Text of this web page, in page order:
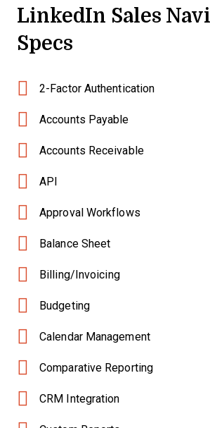
LinkedIn Sales
Specs
2-Factor Authentication
Accounts Payable
Accounts Receivable
API
Approval Workflows
Balance Sheet
Billing/Invoicing
Budgeting
Calendar Management
Comparative Reporting
CRM Integration